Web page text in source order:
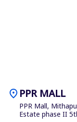
location_on PPR MALL
PPR Mall,
Estate phase II